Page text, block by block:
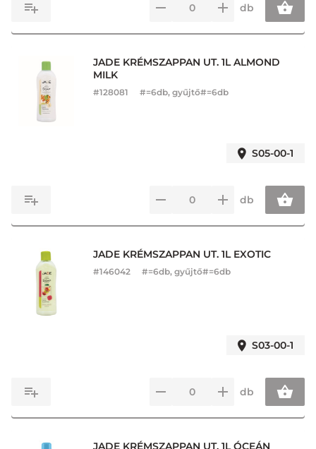
db
JADE KRÉMSZAPPAN UT. 1L ALMOND
MILK
#128081 #=6db, gyűjtő#=6db
S05-00-1
db
JADE KRÉMSZAPPAN UT. 1L EXOTIC
#146042 #=6db, gyűjtő#=6db
S03-00-1
db
JADE KRÉMSZAPPAN UT. 1L ÓCEÁN